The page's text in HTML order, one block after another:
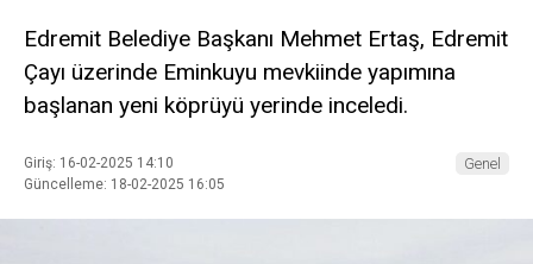
Edremit Belediye Başkanı Mehmet Ertaş, Edremit
Çayı üzerinde Eminkuyu mevkiinde yapımına
başlanan yeni köprüyü yerinde inceledi.
Giriş: 16-02-2025 14:10
Güncelleme: 18-02-2025 16:05
Genel